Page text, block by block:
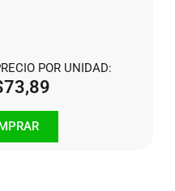
POR UNIDAD:
73,89